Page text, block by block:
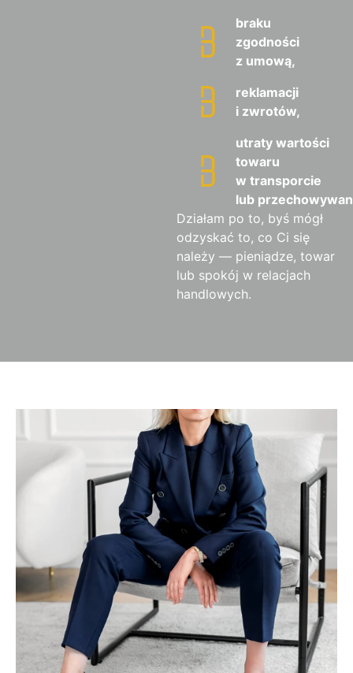
braku
zgodności
z umową,
reklamacji
i zwrotów,
utraty wartości
towaru
w transporcie
lub
Działam po to, byś mógł
odzyskać to, co Ci się
należy — pieniądze, towar
lub spokój w relacjach
handlowych.